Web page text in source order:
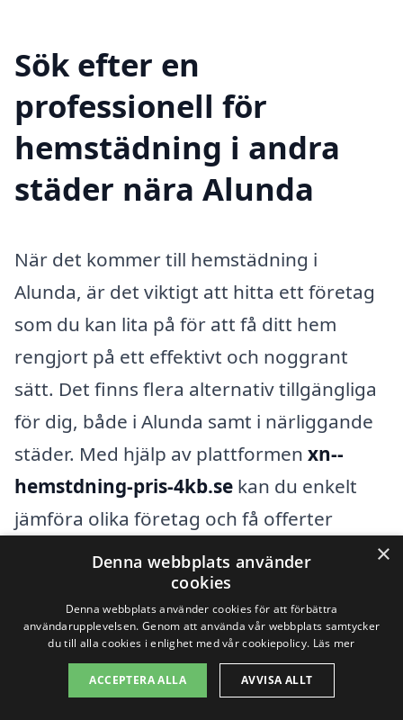
Sök efter en
professionell för
hemstädning i andra
städer nära Alunda
När det kommer till hemstädning i
Alunda, är det viktigt att hitta ett företag
som du kan lita på för att få ditt hem
rengjort på ett effektivt och noggrant
sätt. Det finns flera alternativ tillgängliga
för dig, både i Alunda samt i närliggande
städer. Med hjälp av plattformen xn--
hemstdning-pris-4kb.se kan du enkelt
jämföra olika företag och få offerter
baserade på dina specifika behov.
Att anlita en professionell för
hemstädning kan spara dig både tid och
energi. Här är några fördelar med att
hyra in experter:
×
Denna webbplats använder
cookies
Denna webbplats använder cookies för att förbättra
användarupplevelsen. Genom att använda vår webbplats samtycker
du till alla cookies i enlighet med vår cookiepolicy. Läs mer
ACCEPTERA ALLA AVVISA ALLT